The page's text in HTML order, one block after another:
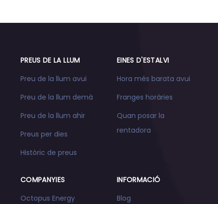
PREUS DE LA LLUM
Preu de la llum avui
Preu de la llum demà
Preu de la llum ahir
Preus per dies
Històric de preus
EINES D'ESTALVI
Hora més barata avui
Franges horàries
Quan posar la
rentadora
COMPANYIES
Octopus Energy
INFORMACIÓ
Blog